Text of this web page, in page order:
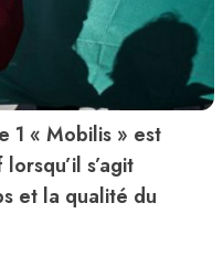
1 « Mobilis » est
s’agit
et la qualité du